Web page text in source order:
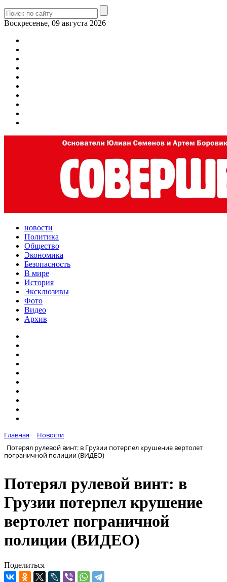
Воскресенье, 09 августа 2026
новости
Политика
Общество
Экономика
Безопасность
В мире
История
Эксклюзивы
Фото
Видео
Архив
Главная
Новости
Потерял рулевой винт: в Грузии потерпел крушение вертолет
пограничной полиции (ВИДЕО)
Потерял рулевой винт: в
Грузии потерпел крушение
вертолет пограничной
полиции (ВИДЕО)
Поделиться